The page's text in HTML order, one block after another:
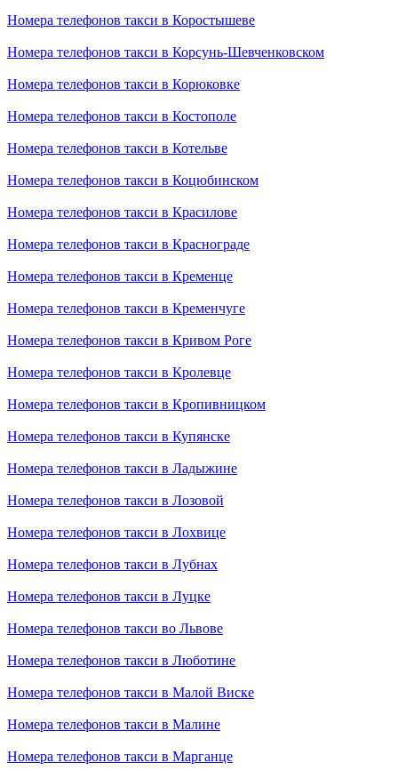
Номера телефонов такси в Коростышеве
Номера телефонов такси в Корсунь-Шевченковском
Номера телефонов такси в Корюковке
Номера телефонов такси в Костополе
Номера телефонов такси в Котельве
Номера телефонов такси в Коцюбинском
Номера телефонов такси в Красилове
Номера телефонов такси в Краснограде
Номера телефонов такси в Кременце
Номера телефонов такси в Кременчуге
Номера телефонов такси в Кривом Роге
Номера телефонов такси в Кролевце
Номера телефонов такси в Кропивницком
Номера телефонов такси в Купянске
Номера телефонов такси в Ладыжине
Номера телефонов такси в Лозовой
Номера телефонов такси в Лохвице
Номера телефонов такси в Лубнах
Номера телефонов такси в Луцке
Номера телефонов такси во Львове
Номера телефонов такси в Люботине
Номера телефонов такси в Малой Виске
Номера телефонов такси в Малине
Номера телефонов такси в Марганце